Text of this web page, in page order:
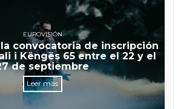
EUROVISIÓN
convocatoria de inscripción
i Këngës 65 entre el 22 y el
de septiembre
Leer más